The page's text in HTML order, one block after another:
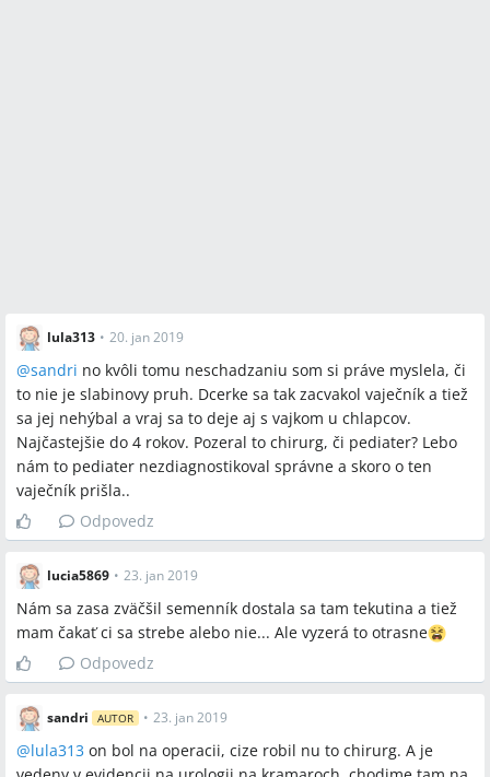
lula313 • 20. jan 2019
@sandri no kvôli tomu neschadzaniu som si práve myslela, či
to nie je slabinovy pruh. Dcerke sa tak zacvakol vaječník a tiež
sa jej nehýbal a vraj sa to deje aj s vajkom u chlapcov.
Najčastejšie do 4 rokov. Pozeral to chirurg, či pediater? Lebo
nám to pediater nezdiagnostikoval správne a skoro o ten
vaječník prišla..
Odpovedz
lucia5869 • 23. jan 2019
Nám sa zasa zväčšil semenník dostala sa tam tekutina a tiež
mam čakať ci sa strebe alebo nie... Ale vyzerá to otrasne
Odpovedz
sandri AUTOR • 23. jan 2019
@lula313 on bol na operacii, cize robil nu to chirurg. A je